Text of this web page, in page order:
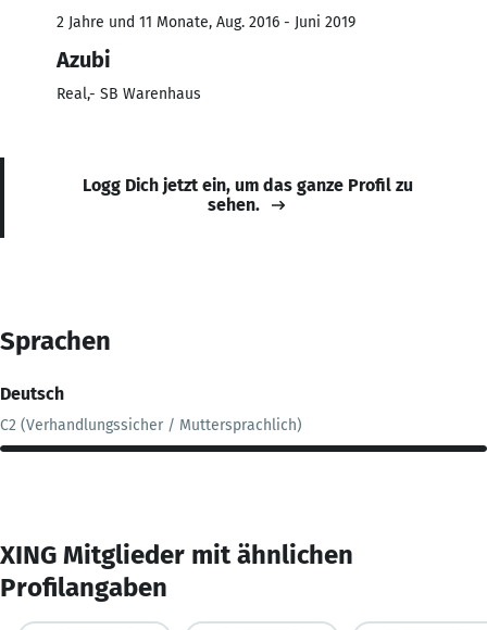
2 Jahre und 11 Monate, Aug. 2016 - Juni 2019
Azubi
Real,- SB Warenhaus
Logg Dich jetzt ein, um das ganze Profil zu
sehen.
Sprachen
Deutsch
C2 (Verhandlungssicher / Muttersprachlich)
XING Mitglieder mit ähnlichen
Profilangaben